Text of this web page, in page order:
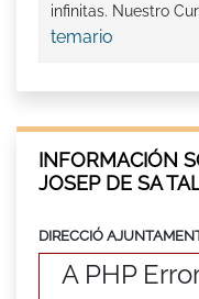
infinitas. Nuestro
temario
INFORMACIÓN
JOSEP DE SA
DIRECCIÓ
A PHP